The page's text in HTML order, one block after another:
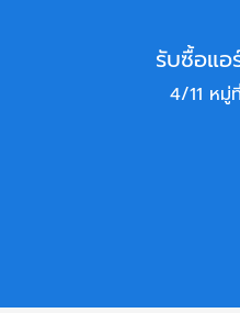
รับซื้อแอ
4/11 หมู่